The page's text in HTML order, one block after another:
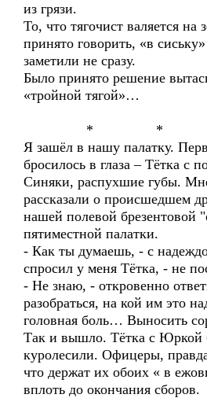
из грязи.
То, что тягочист валяется на
принято говорить, «в
заметили не сразу.
Было принято решение
«тройной тягой»…
* *
Я зашёл в нашу палатку.
бросилось в глаза – Тётка с
Синяки, распухшие губы.
рассказали о происшедшем
нашей полевой брезентовой
пятиместной палатки.
- Как ты думаешь, - с
спросил у меня Тётка, - не
- Не знаю, - откровенно
разобраться, на кой им это
головная боль… Выносить
Так и вышло. Тётка с Юркой
куролесили. Офицеры,
что держат их обоих « в
вплоть до окончания сборов.